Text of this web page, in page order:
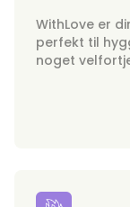
WithLove er
perfekt til
noget